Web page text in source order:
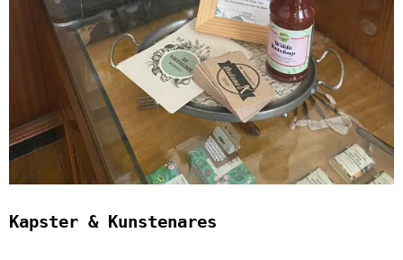
Kapster & Kunstenares